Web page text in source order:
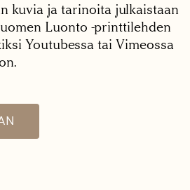
kuvia ja tarinoita julkaistaan
Luonto -printtilehden
Youtubessa tai Vimeossa